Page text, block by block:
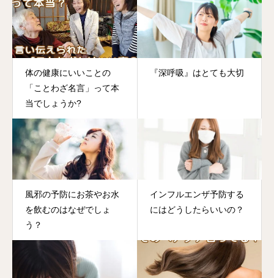
体の健康にいいことの
「ことわざ名言」って本
当でしょうか?
『深呼吸』はとても大切
風邪の予防にお茶やお水
を飲むのはなぜでしょ
う？
インフルエンザ予防する
にはどうしたらいいの？